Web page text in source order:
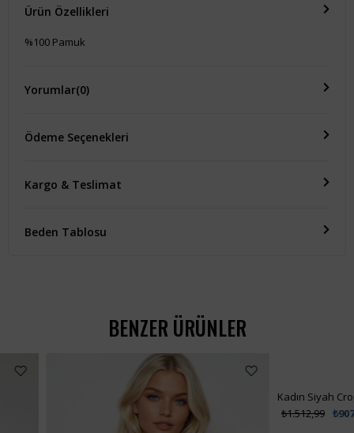
Ürün Özellikleri
%100 Pamuk
Yorumlar(0)
Ödeme Seçenekleri
Kargo & Teslimat
Beden Tablosu
BENZER ÜRÜNLER
₺99,00
₺455,99